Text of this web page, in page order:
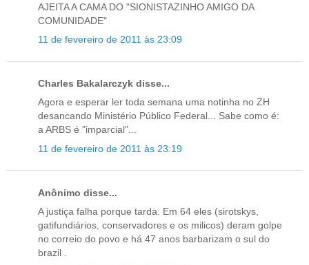
AJEITA A CAMA DO "SIONISTAZINHO AMIGO DA
COMUNIDADE"
11 de fevereiro de 2011 às 23:09
Charles Bakalarczyk disse...
Agora e esperar ler toda semana uma notinha no ZH
desancando Ministério Público Federal... Sabe como é:
a ARBS é "imparcial"...
11 de fevereiro de 2011 às 23:19
Anônimo disse...
A justiça falha porque tarda. Em 64 eles (sirotskys,
gatifundiários, conservadores e os milicos) deram golpe
no correio do povo e há 47 anos barbarizam o sul do
brazil .